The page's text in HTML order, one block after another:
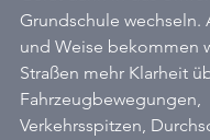
Grundschule wechseln.
und Weise bekommen
Straßen mehr Klarheit
Fahrzeugbewegungen,
Verkehrsspitzen,